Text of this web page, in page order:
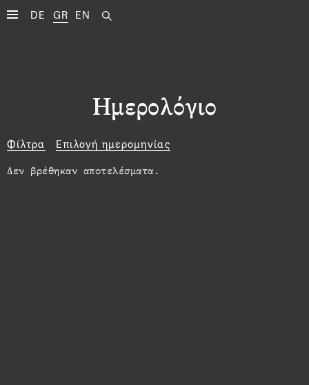
DE GR EN
Ημερολόγιο
Φίλτρα Επιλογή ημερομηνίας
Δεν βρέθηκαν αποτελέσματα.